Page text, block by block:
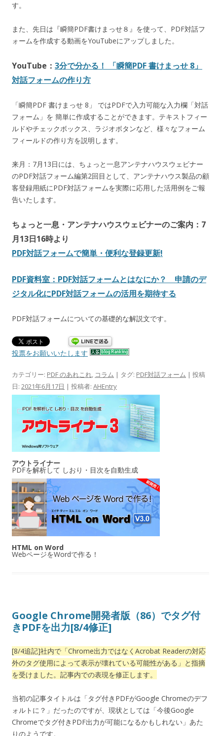
す。
また、先日は『瞬簡PDF書けまっせ８』を使って、PDF対話フ
ォームを作成する動画をYouTubeにアップしました。
YouTube： 3分で分かる！ 「瞬簡PDF 書けまっせ 8」
対話フォームの作り方
「瞬簡PDF 書けまっせ 8」 ではPDFで入力可能な入力欄「対話
フォーム」を 簡単に作成することができます。テキストフィー
ルドやチェックボックス、ラジオボタンなど、様々なフォーム
フィールドの作り方を説明します。
来月：7月13日には、ちょっと一息アンテナハウスウェビナー
のPDF対話フォーム編第2回目として、アンテナハウス製品の顧
客登録用紙にPDF対話フォームを実際に応用した活用例をご報
告いたします。
ちょっと一息・アンテナハウスウェビナーのご案内：7
月13日16時より
PDF対話フォームで簡単・便利な登録更新!
PDF資料室：PDF対話フォームとはなにか？ 申請のデ
ジタル化にPDF対話フォームの活用を期待する
PDF対話フォームについての基礎的な解説文です。
投票をお願いいたします
カテゴリー: PDF のあれこれ, コラム | タグ: PDF対話フォーム | 投稿
日: 2021年6月17日 | 投稿者: AHEntry
アウトライナー
PDFを解析して しおり・目次を自動生成
HTML on Word
WebページをWordで作る！
Google Chrome開発者版（86）でタグ付
きPDFを出力[8/4修正]
[8/4追記]社内で「Chrome出力ではなくAcrobat Readerの対応
外のタグ使用によって表示が壊れている可能性がある」と指摘
を受けました。記事内での表現を修正します。
当初の記事タイトルは「タグ付きPDFがGoogle Chromeのデフ
ォルトに？」だったのですが、現状としては「今後Google
Chromeでタグ付きPDF出力が可能になるかもしれない」あた
りのようです。